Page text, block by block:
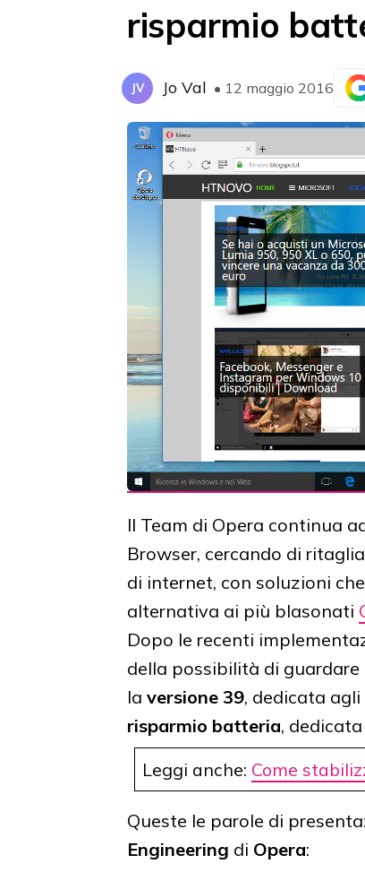
risparmio
JV Jo Val • 12 maggio 2016
Il Team di Opera continua
Browser, cercando di
di internet, con soluzioni
alternativa ai più blasonati
Dopo le recenti
della possibilità di
la versione 39, dedicata agli
risparmio batteria,
Leggi anche: Come
Queste le parole di
Engineering di Opera: